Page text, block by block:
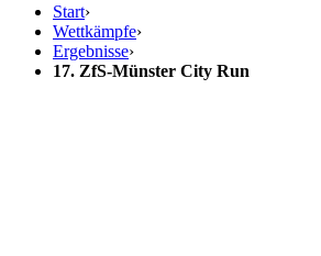
Start›
Wettkämpfe›
Ergebnisse›
17. ZfS-Münster City Run